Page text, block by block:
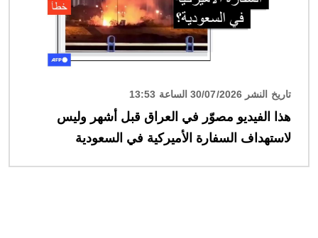
تاريخ النشر 30/07/2026 الساعة 13:53
هذا الفيديو مصوّر في العراق قبل أشهر وليس
لاستهداف السفارة الأميركية في السعودية